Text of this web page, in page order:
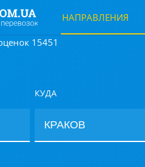
НАПРАВЛЕНИЯ
15451
КУДА